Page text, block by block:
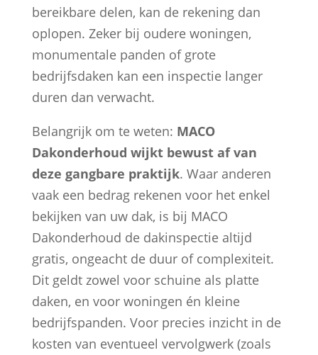
bereikbare delen, kan de rekening dan
oplopen. Zeker bij oudere woningen,
monumentale panden of grote
bedrijfsdaken kan een inspectie langer
duren dan verwacht.
Belangrijk om te weten: MACO
Dakonderhoud wijkt bewust af van
deze gangbare praktijk. Waar anderen
vaak een bedrag rekenen voor het enkel
bekijken van uw dak, is bij MACO
Dakonderhoud de dakinspectie altijd
gratis, ongeacht de duur of complexiteit.
Dit geldt zowel voor schuine als platte
daken, en voor woningen én kleine
bedrijfspanden. Voor precies inzicht in de
kosten van eventueel vervolgwerk (zoals